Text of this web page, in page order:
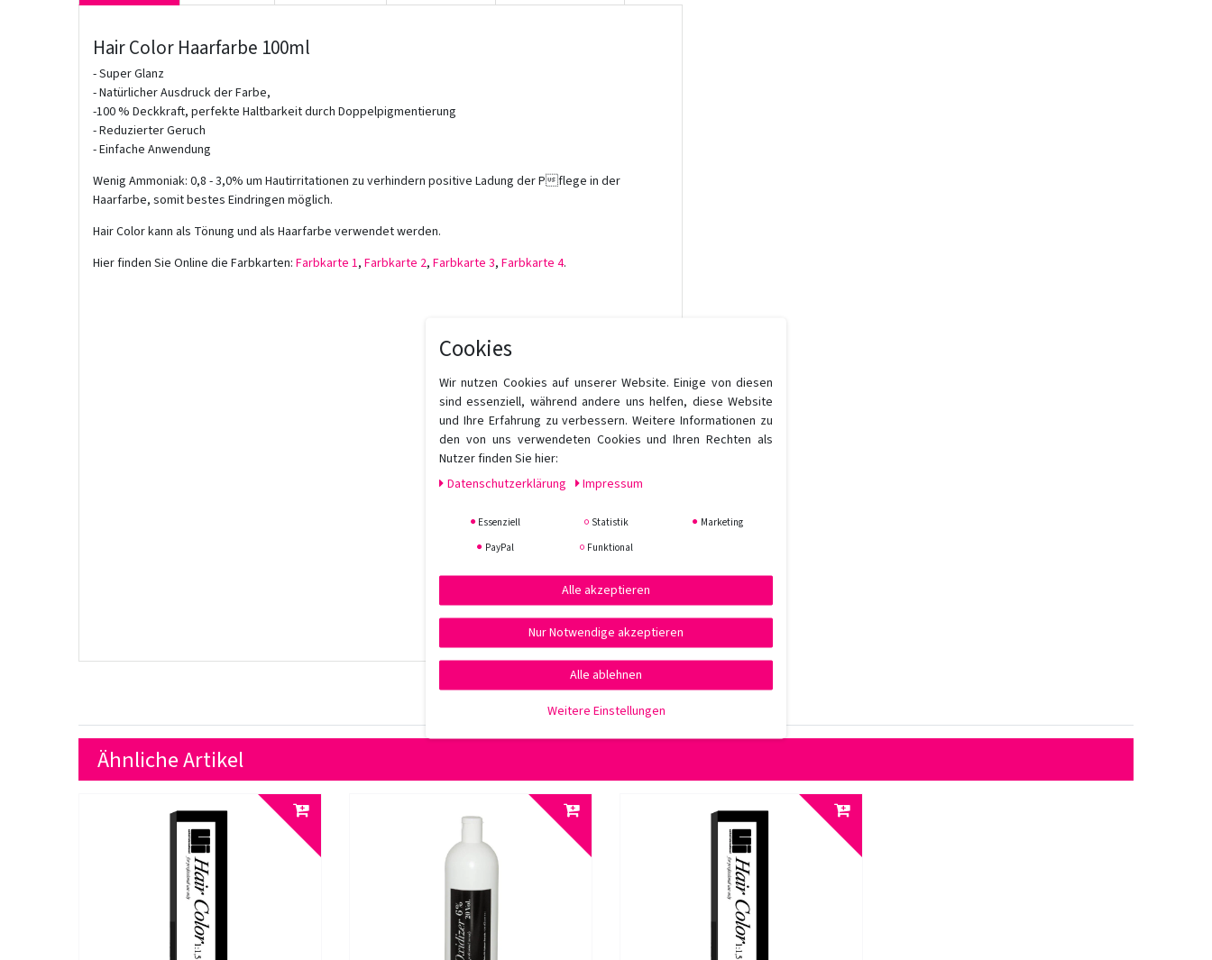
Hair Color Haarfarbe 100ml
- Super Glanz
- Natürlicher Ausdruck der Farbe,
-100 % Deckkraft, perfekte Haltbarkeit durch Doppelpigmentierung
- Reduzierter Geruch
- Einfache Anwendung
Wenig Ammoniak: 0,8 - 3,0% um Hautirritationen zu verhindern positive Ladung der Pflege in der
Haarfarbe, somit bestes Eindringen möglich.
Hair Color kann als Tönung und als Haarfarbe verwendet werden.
Hier finden Sie Online die Farbkarten: Farbkarte 1, Farbkarte 2, Farbkarte 3, Farbkarte 4.
Ähnliche Artikel
Cookies
Wir nutzen Cookies auf unserer Website. Einige von diesen
sind essenziell, während andere uns helfen, diese Website
und Ihre Erfahrung zu verbessern. Weitere Informationen zu
den von uns verwendeten Cookies und Ihren Rechten als
Nutzer finden Sie hier:
Daten­schutz­erklärung
Impressum
Essenziell Statistik
Marketing
PayPal
Funktional
Alle akzeptieren
Nur Notwendige akzeptieren
Alle ablehnen
Weitere Einstellungen